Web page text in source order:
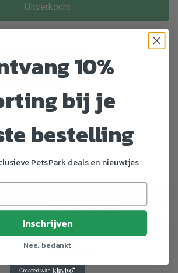
Uitverkocht
vanaf € 39,-
betalen
8715897222450
Aquarium
SuperFish
10%
bij je
bestelling
PetsPark deals en nieuwtjes
Inschrijven
Nee, bedankt